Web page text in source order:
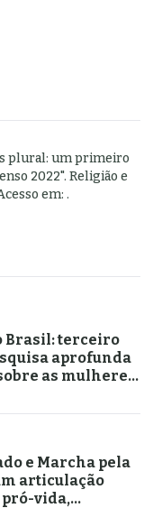
plural: um primeiro
2022". Religião e
em: .
Brasil: terceiro
aprofunda
as mulheres
e Marcha pela
articulação
vida,